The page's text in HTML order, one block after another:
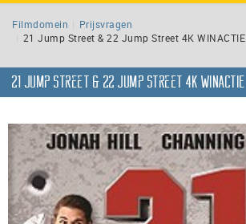
Filmdomein
Prijsvragen
21 Jump Street & 22 Jump Street 4K WINACTIE
21 Jump Street & 22 Jump Street 4K WINACTIE